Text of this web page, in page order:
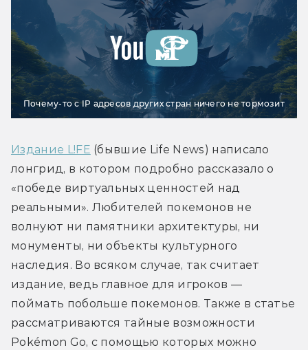
Почему-то с IP адресов других стран ничего не тормозит
Издание L!FE (бывшие Life News) написало
лонгрид, в котором подробно рассказало о
«победе виртуальных ценностей над
реальными». Любителей покемонов не
волнуют ни памятники архитектуры, ни
монументы, ни объекты культурного
наследия. Во всяком случае, так считает
издание, ведь главное для игроков —
поймать побольше покемонов. Также в статье
рассматриваются тайные возможности
Pokémon Go, с помощью которых можно